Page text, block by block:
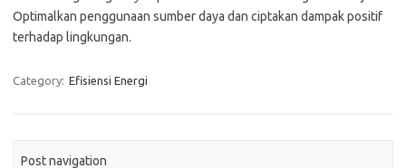
Optimalkan penggunaan sumber daya dan ciptakan dampak positif
terhadap lingkungan.
Category: Efisiensi Energi
Post navigation